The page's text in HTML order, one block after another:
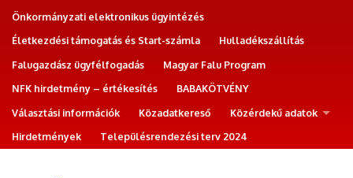
Önkormányzati elektronikus ügyintézés
Életkezdési támogatás és Start-számla
Hulladékszállítás
Falugazdász ügyfélfogadás
Magyar Falu Program
NFK hirdetmény – értékesítés
BABAKÖTVÉNY
Választási információk
Közadatkereső
Közérdekű adatok
Hirdetmények
Településrendezési terv 2024